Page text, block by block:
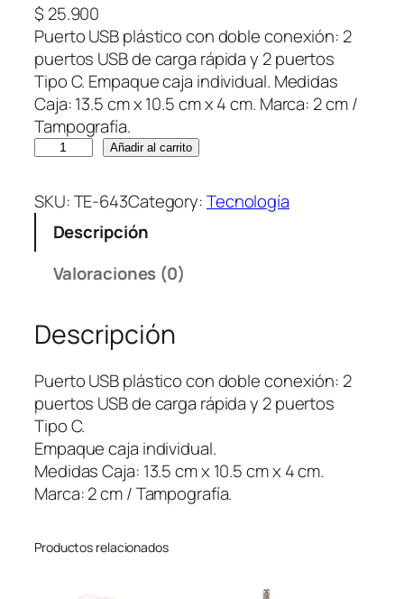
$ 25.900
Puerto USB plástico con doble conexión: 2
puertos USB de carga rápida y 2 puertos
Tipo C. Empaque caja individual. Medidas
Caja: 13.5 cm x 10.5 cm x 4 cm. Marca: 2 cm /
Tampografía.
E
R
B
A
P
E
X
c
a
n
d
Añadir al carrito
SKU:TE-643Category:Tecnología
Descripción
Valoraciones (0)
Descripción
Puerto USB plástico con doble conexión: 2
puertos USB de carga rápida y 2 puertos
Tipo C.
Empaque caja individual.
Medidas Caja: 13.5 cm x 10.5 cm x 4 cm.
Marca: 2 cm / Tampografía.
Productos relacionados